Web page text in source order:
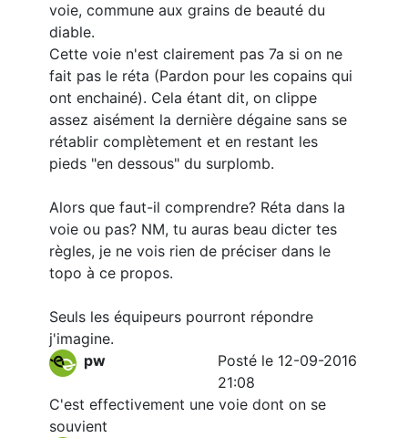
voie, commune aux grains de beauté du
diable.
Cette voie n'est clairement pas 7a si on ne
fait pas le réta (Pardon pour les copains qui
ont enchainé). Cela étant dit, on clippe
assez aisément la dernière dégaine sans se
rétablir complètement et en restant les
pieds "en dessous" du surplomb.
Alors que faut-il comprendre? Réta dans la
voie ou pas? NM, tu auras beau dicter tes
règles, je ne vois rien de préciser dans le
topo à ce propos.
Seuls les équipeurs pourront répondre
j'imagine.
pw
Posté le 12-09-2016
21:08
C'est effectivement une voie dont on se
souvient